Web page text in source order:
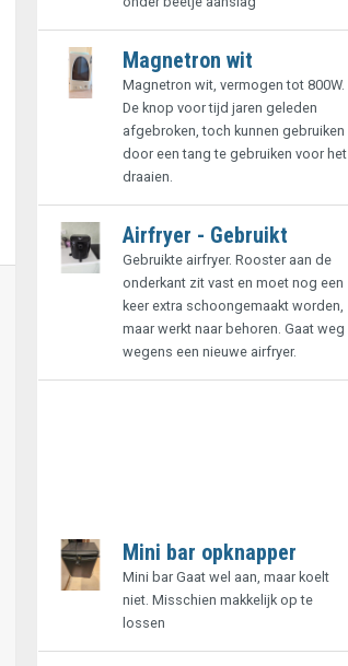
Magnetron wit
Magnetron wit, vermogen tot 800W.
De knop voor tijd jaren geleden
afgebroken, toch kunnen gebruiken
door een tang te gebruiken voor het
draaien.
Airfryer - Gebruikt
Gebruikte airfryer. Rooster aan de
onderkant zit vast en moet nog een
keer extra schoongemaakt worden,
maar werkt naar behoren. Gaat weg
wegens een nieuwe airfryer.
Mini bar opknapper
Mini bar Gaat wel aan, maar koelt
niet. Misschien makkelijk op te
lossen